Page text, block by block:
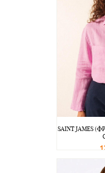
SAINT JAMES